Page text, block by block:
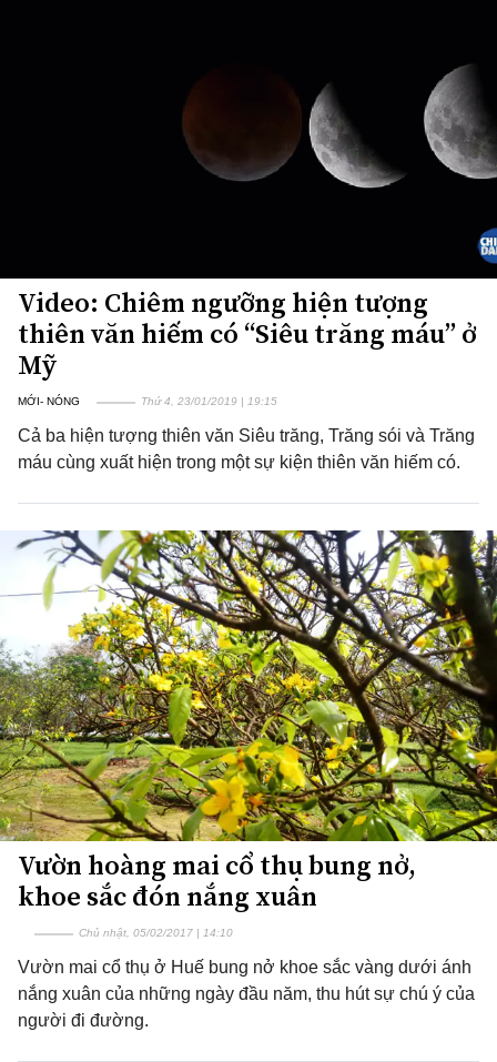
Video: Chiêm ngưỡng hiện tượng
thiên văn hiếm có “Siêu trăng máu” ở
Mỹ
MỚI- NÓNG Thứ 4, 23/01/2019 | 19:15
Cả ba hiện tượng thiên văn Siêu trăng, Trăng sói và Trăng
máu cùng xuất hiện trong một sự kiện thiên văn hiếm có.
Vườn hoàng mai cổ thụ bung nở,
khoe sắc đón nắng xuân
Chủ nhật, 05/02/2017 | 14:10
Vườn mai cổ thụ ở Huế bung nở khoe sắc vàng dưới ánh
nắng xuân của những ngày đầu năm, thu hút sự chú ý của
người đi đường.